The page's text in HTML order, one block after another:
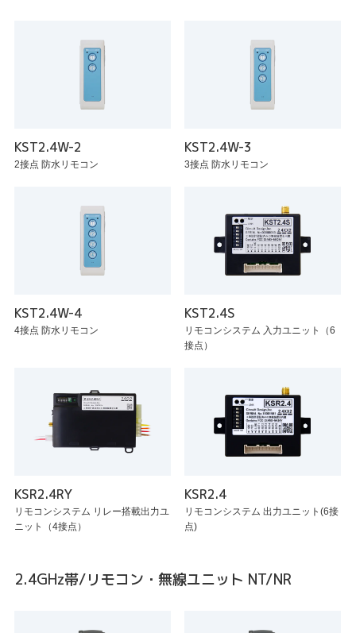
KST2.4W-2
2接点 防水リモコン
KST2.4W-3
3接点 防水リモコン
KST2.4W-4
4接点 防水リモコン
KST2.4S
リモコンシステム 入力ユニット（6
接点）
KSR2.4RY
リモコンシステム リレー搭載出力ユ
ニット（4接点）
KSR2.4
リモコンシステム 出力ユニット(6接
点)
2.4GHz帯/リモコン・無線ユニット NT/NR